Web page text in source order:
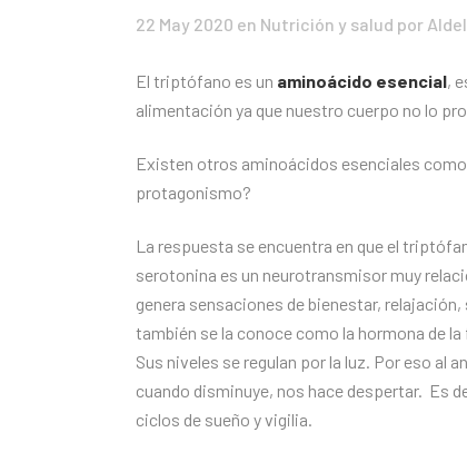
22 May 2020 en Nutrición y salud por
El triptófano es un aminoácido esencial,
alimentación ya que nuestro cuerpo no lo
Existen otros aminoácidos esenciales
protagonismo?
La respuesta se encuentra en que el
serotonina es un neurotransmisor muy
genera sensaciones de bienestar,
también se la conoce como la hormona de
Sus niveles se regulan por la luz. Por eso al
cuando disminuye, nos hace despertar. Es
ciclos de sueño y vigilia.